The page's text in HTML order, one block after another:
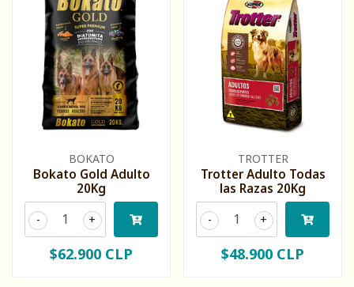
BOKATO
Bokato Gold Adulto
20Kg
+
-
$62.900 CLP
TROTTER
Trotter Adulto Todas
las Razas 20Kg
+
-
$48.900 CLP